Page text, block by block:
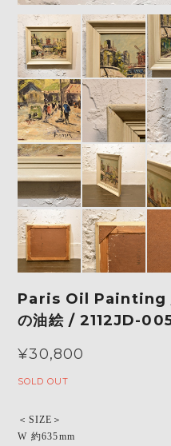
Paris Oil Painting /
の油絵 / 2112JD-
¥30,800
SOLD OUT
＜SIZE＞
W 約635mm